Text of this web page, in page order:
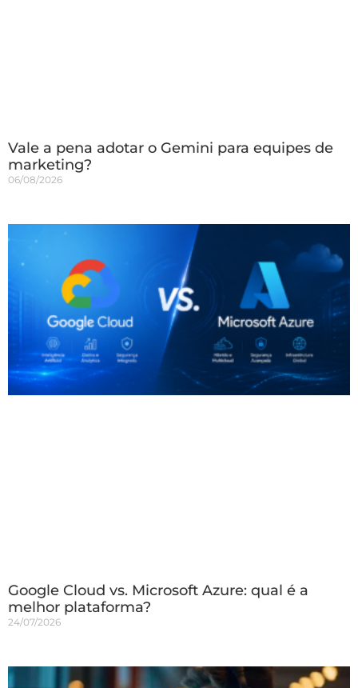
Vale a pena adotar o Gemini para equipes de
marketing?
06/08/2026
Google Cloud vs. Microsoft Azure: qual é a
melhor plataforma?
24/07/2026